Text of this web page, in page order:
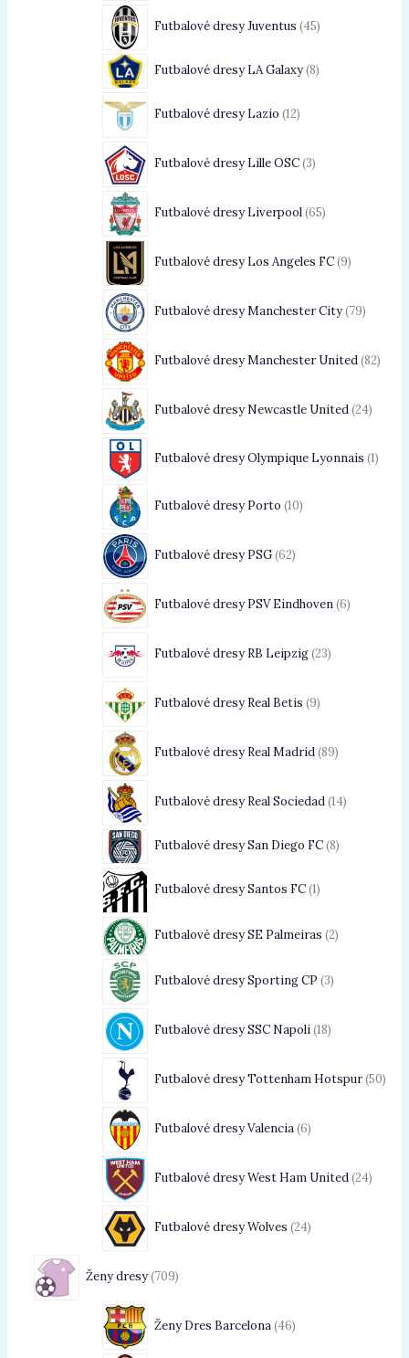
Futbalové dresy Juventus 45
Futbalové dresy LA Galaxy 8
Futbalové dresy Lazio 12
Futbalové dresy Lille OSC 3
Futbalové dresy Liverpool 65
Futbalové dresy Los Angeles FC 9
Futbalové dresy Manchester City 79
Futbalové dresy Manchester United 82
Futbalové dresy Newcastle United 24
Futbalové dresy Olympique Lyonnais 1
Futbalové dresy Porto 10
Futbalové dresy PSG 62
Futbalové dresy PSV Eindhoven 6
Futbalové dresy RB Leipzig 23
Futbalové dresy Real Betis 9
Futbalové dresy Real Madrid 89
Futbalové dresy Real Sociedad 14
Futbalové dresy San Diego FC 8
Futbalové dresy Santos FC 1
Futbalové dresy SE Palmeiras 2
Futbalové dresy Sporting CP 3
Futbalové dresy SSC Napoli 18
Futbalové dresy Tottenham Hotspur 50
Futbalové dresy Valencia 6
Futbalové dresy West Ham United 24
Futbalové dresy Wolves 24
Ženy dresy 709
Ženy Dres Barcelona 46